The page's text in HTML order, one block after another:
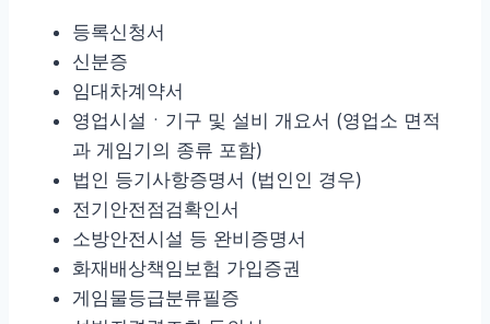
등록신청서
신분증
임대차계약서
영업시설ㆍ기구 및 설비 개요서 (영업소 면적
과 게임기의 종류 포함)
법인 등기사항증명서 (법인인 경우)
전기안전점검확인서
소방안전시설 등 완비증명서
화재배상책임보험 가입증권
게임물등급분류필증